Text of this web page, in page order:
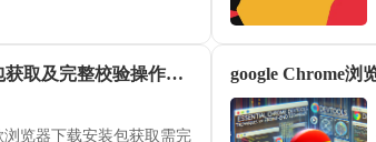
谷歌浏览器下载安装包获取及完整校验操作指南详解
浏览器下载安装包获取需完